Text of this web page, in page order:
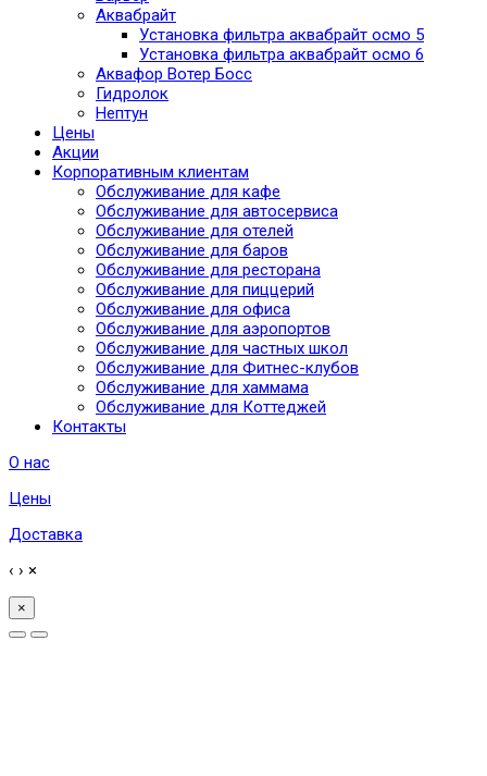
Аквабрайт
Установка фильтра аквабрайт осмо 5
Установка фильтра аквабрайт осмо 6
Аквафор Вотер Босс
Гидролок
Нептун
Цены
Акции
Корпоративным клиентам
Обслуживание для кафе
Обслуживание для автосервиса
Обслуживание для отелей
Обслуживание для баров
Обслуживание для ресторана
Обслуживание для пиццерий
Обслуживание для офиса
Обслуживание для аэропортов
Обслуживание для частных школ
Обслуживание для Фитнес-клубов
Обслуживание для хаммама
Обслуживание для Коттеджей
Контакты
О нас
Цены
Доставка
‹ › ×
×